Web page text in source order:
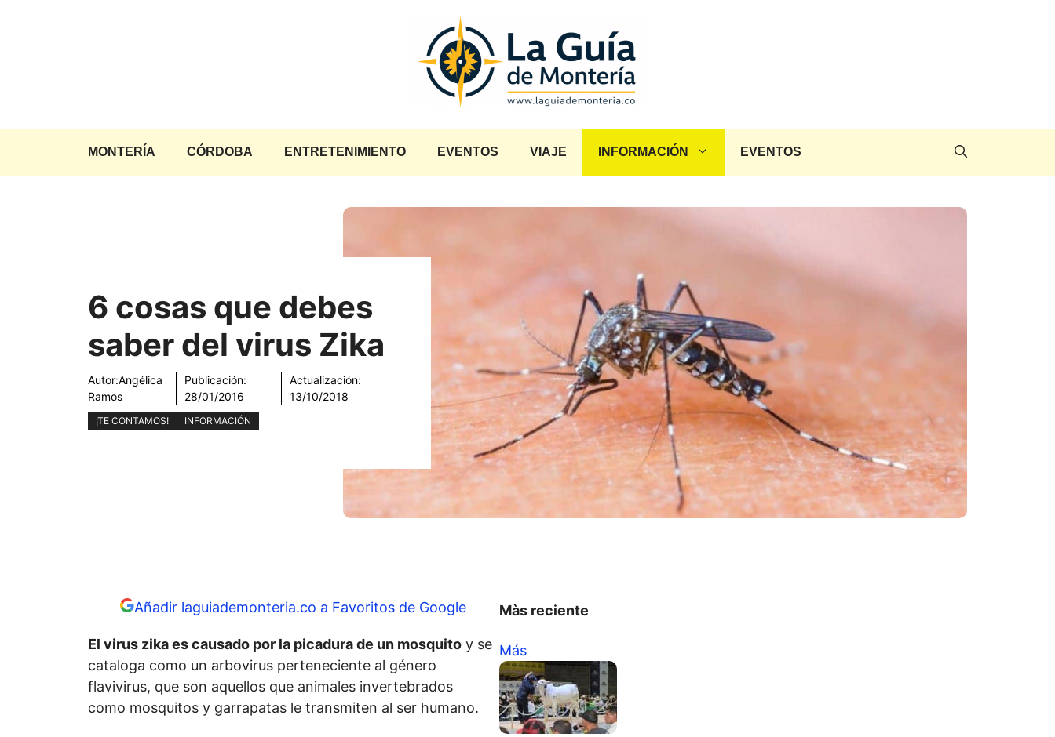
MONTERÍA CÓRDOBA ENTRETENIMIENTO EVENTOS VIAJE INFORMACIÓN EVENTOS
6 cosas que debes
saber del virus Zika
Autor:Angélica
Ramos
Publicación:
28/01/2016
Actualización:
13/10/2018
¡TE CONTAMOS! INFORMACIÓN
Añadir laguiademonteria.co a Favoritos de Google
El virus zika es causado por la picadura de un mosquito y se
cataloga como un arbovirus perteneciente al género
flavivirus, que son aquellos que animales invertebrados
como mosquitos y garrapatas le transmiten al ser humano.
Màs reciente
Más